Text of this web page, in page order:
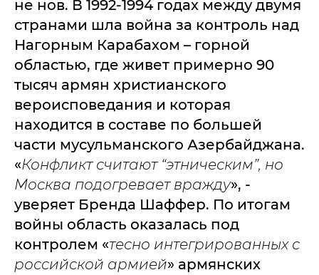
не нов. В 1992-1994 годах между двумя
странами шла война за контроль над
Нагорным Карабахом – горной
областью, где живет примерно 90
тысяч армян христианского
вероисповедания и которая
находится в составе по большей
части мусульманского Азербайджана.
«Конфликт считают “этническим”, но
Москва подогревает вражду», -
уверяет Бренда Шаффер. По итогам
войны область оказалась под
контролем «тесно интегрированных с
российской армией» армянских